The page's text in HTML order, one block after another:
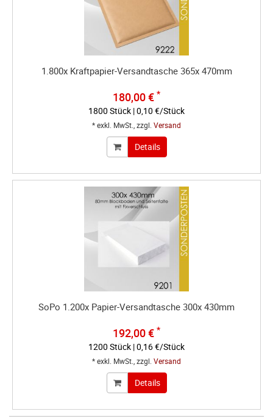
1.800x Kraftpapier-Versandtasche 365x 470mm
180,00 € *
1800 Stück | 0,10 €/Stück
* exkl. MwSt., zzgl. Versand
Details
SoPo 1.200x Papier-Versandtasche 300x 430mm
192,00 € *
1200 Stück | 0,16 €/Stück
* exkl. MwSt., zzgl. Versand
Details